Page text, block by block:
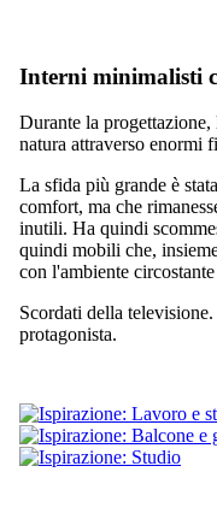
Interni minimalisti
Durante la
natura attraverso enormi
La sfida più grande è
comfort, ma che
inutili. Ha quindi
quindi mobili che,
con l'ambiente
Scordati della
protagonista.